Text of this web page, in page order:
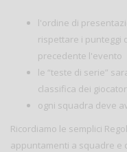
l'ordine di
rispettare i punteggi
precedente l'evento
le “teste di serie”
classifica dei
ogni squadra deve
Ricordiamo le semplici
appuntamenti a squadre e